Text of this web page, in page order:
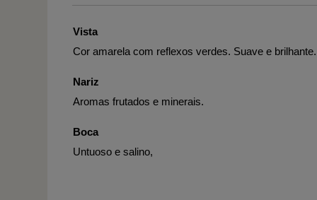
Vista
Cor amarela com reflexos verdes. Suave e brilhante.
Nariz
Aromas frutados e minerais.
Boca
Untuoso e salino,